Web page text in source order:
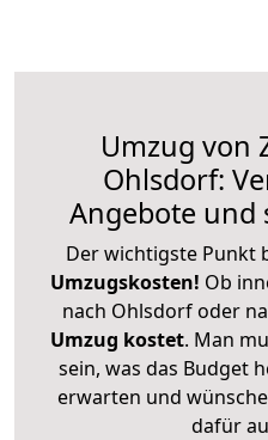
Umzug von
Ohlsdorf:
Angebote und
Der wichtigste Punkt
Umzugskosten! Ob
nach Ohlsdorf oder
Umzug kostet. Man
sein, was das Budget
erwarten und
dafür